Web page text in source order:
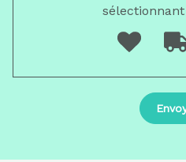
sélectionnant